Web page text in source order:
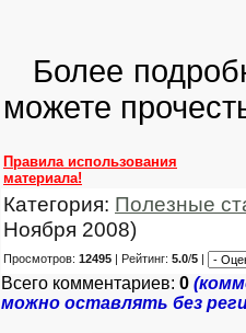
Более
можете
Правила использования
материала!
Категория: Полезные
Ноября 2008)
Просмотров: 12495 | Рейтинг: 5.0/5 |
Всего комментариев: 0
можно оставлять без